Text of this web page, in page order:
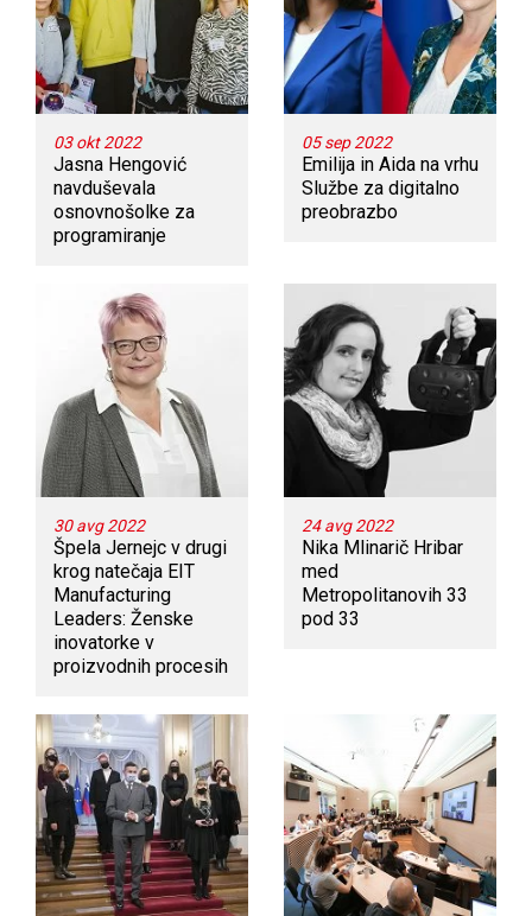
03 okt 2022
Jasna Hengović
navduševala
osnovnošolke za
programiranje
05 sep 2022
Emilija in Aida na vrhu
Službe za digitalno
preobrazbo
30 avg 2022
Špela Jernejc v drugi
krog natečaja EIT
Manufacturing
Leaders: Ženske
inovatorke v
proizvodnih procesih
24 avg 2022
Nika Mlinarič Hribar
med
Metropolitanovih 33
pod 33